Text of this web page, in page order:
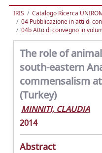
IRIS
Catalogo Ricerca
04 Pubblicazione in atti di
04b Atto di convegno in
The role of
south-eastern
commensalism
(Turkey)
MINNITI, CLAUDIA
2014
Abstract